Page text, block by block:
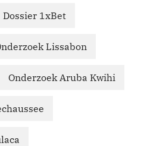
Dossier 1xBet
Lissabon
Onderzoek Aruba Kwihi